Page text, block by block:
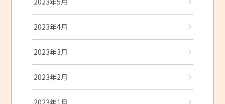
2023年4月
2023年3月
2023年2月
2023年1月